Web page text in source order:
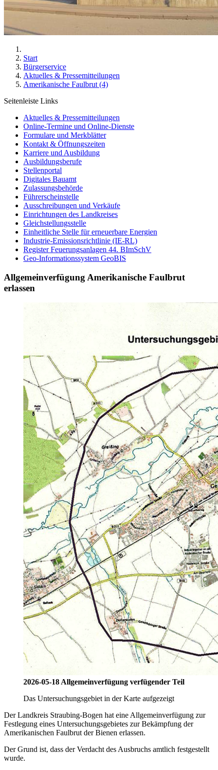
Start
Bürgerservice
Aktuelles & Pressemitteilungen
Amerikanische Faulbrut (4)
Seitenleiste Links
Aktuelles & Pressemitteilungen
Online-Termine und Online-Dienste
Formulare und Merkblätter
Kontakt & Öffnungszeiten
Karriere und Ausbildung
Ausbildungsberufe
Stellenportal
Digitales Bauamt
Zulassungsbehörde
Führerscheinstelle
Ausschreibungen und Verkäufe
Einrichtungen des Landkreises
Gleichstellungsstelle
Einheitliche Stelle für erneuerbare Energien
Industrie-Emissionsrichtlinie (IE-RL)
Register Feuerungsanlagen 44. BImSchV
Geo-Informationssystem GeoBIS
Allgemeinverfügung Amerikanische Faulbrut
erlassen
2026-05-18 Allgemeinverfügung verfügender Teil
Das Untersuchungsgebiet in der Karte aufgezeigt
Der Landkreis Straubing-Bogen hat eine Allgemeinverfügung zur
Festlegung eines Untersuchungsgebietes zur Bekämpfung der
Amerikanischen Faulbrut der Bienen erlassen.
Der Grund ist, dass der Verdacht des Ausbruchs amtlich festgestellt
wurde.